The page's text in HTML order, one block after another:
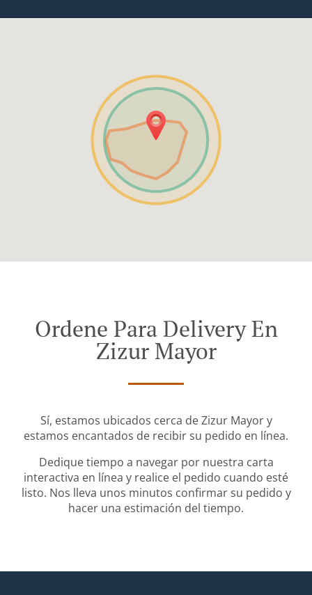
Ordene Para Delivery En
Zizur Mayor
Sí, estamos ubicados cerca de Zizur Mayor y
estamos encantados de recibir su pedido en línea.
Dedique tiempo a navegar por nuestra carta
interactiva en línea y realice el pedido cuando esté
listo. Nos lleva unos minutos confirmar su pedido y
hacer una estimación del tiempo.